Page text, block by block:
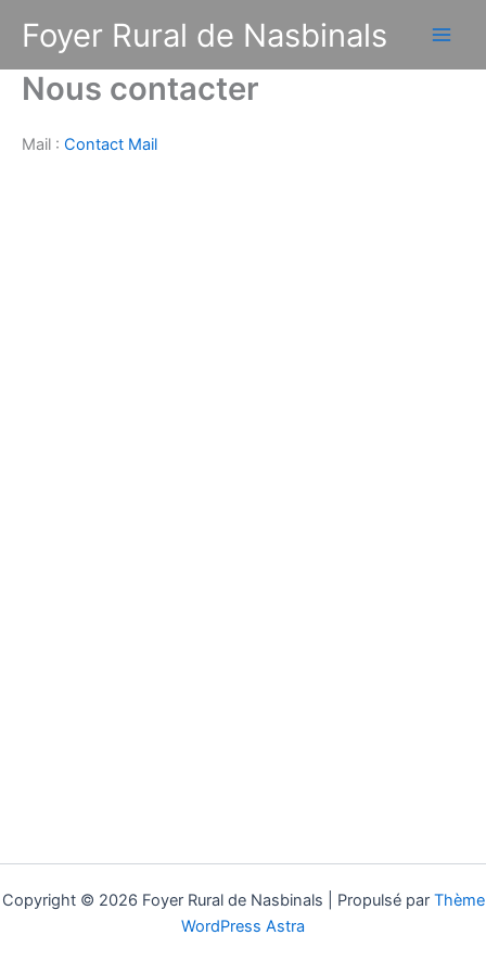
Foyer Rural de Nasbinals
Nous contacter
Mail : Contact Mail
Copyright © 2026 Foyer Rural de Nasbinals | Propulsé par Thème
WordPress Astra